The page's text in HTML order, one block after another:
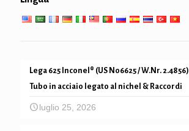
Lega 625 Inconel® (US N06625 / W.Nr. 2.4856)
Tubo in acciaio legato al nichel & Raccordi
luglio 25, 2026